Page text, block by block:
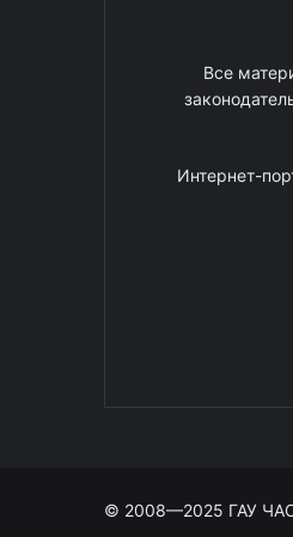
Все
Интернет-
© 2008—2025 ГАУ ЧАО